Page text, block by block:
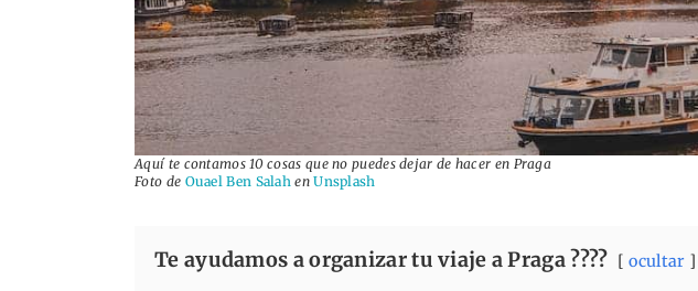
Aquí te contamos 10 cosas que no puedes dejar de hacer en Praga
Foto de Ouael Ben Salah enUnsplash
Te ayudamos a organizar tu viaje a Praga ???? ocultar